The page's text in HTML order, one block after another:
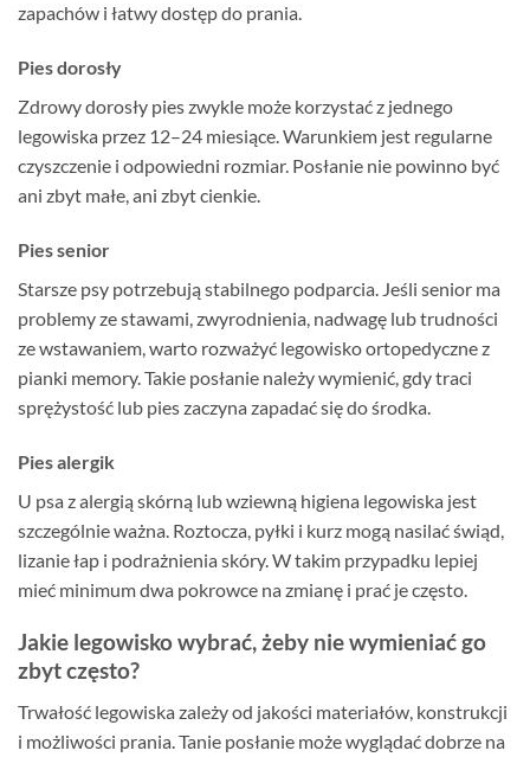
zapachów i łatwy dostęp do prania.
Pies dorosły
Zdrowy dorosły pies zwykle może korzystać z jednego
legowiska przez 12–24 miesiące. Warunkiem jest regularne
czyszczenie i odpowiedni rozmiar. Posłanie nie powinno być
ani zbyt małe, ani zbyt cienkie.
Pies senior
Starsze psy potrzebują stabilnego podparcia. Jeśli senior ma
problemy ze stawami, zwyrodnienia, nadwagę lub trudności
ze wstawaniem, warto rozważyć legowisko ortopedyczne z
pianki memory. Takie posłanie należy wymienić, gdy traci
sprężystość lub pies zaczyna zapadać się do środka.
Pies alergik
U psa z alergią skórną lub wziewną higiena legowiska jest
szczególnie ważna. Roztocza, pyłki i kurz mogą nasilać świąd,
lizanie łap i podrażnienia skóry. W takim przypadku lepiej
mieć minimum dwa pokrowce na zmianę i prać je często.
Jakie legowisko wybrać, żeby nie wymieniać go
zbyt często?
Trwałość legowiska zależy od jakości materiałów, konstrukcji
i możliwości prania. Tanie posłanie może wyglądać dobrze na